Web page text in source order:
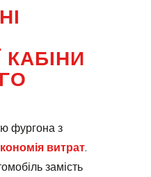
фургона з
витрат.
замість